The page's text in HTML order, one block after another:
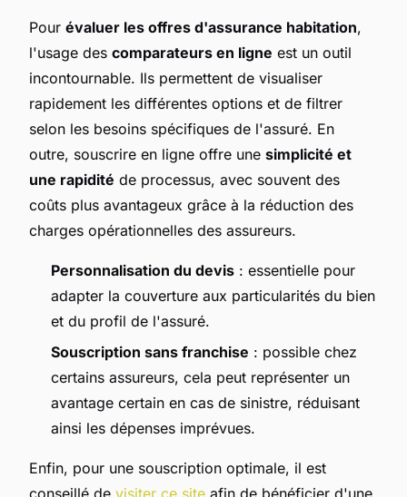
Pour évaluer les offres d'assurance habitation,
l'usage des comparateurs en ligne est un outil
incontournable. Ils permettent de visualiser
rapidement les différentes options et de filtrer
selon les besoins spécifiques de l'assuré. En
outre, souscrire en ligne offre une simplicité et
une rapidité de processus, avec souvent des
coûts plus avantageux grâce à la réduction des
charges opérationnelles des assureurs.
Personnalisation du devis : essentielle pour
adapter la couverture aux particularités du bien
et du profil de l'assuré.
Souscription sans franchise : possible chez
certains assureurs, cela peut représenter un
avantage certain en cas de sinistre, réduisant
ainsi les dépenses imprévues.
Enfin, pour une souscription optimale, il est